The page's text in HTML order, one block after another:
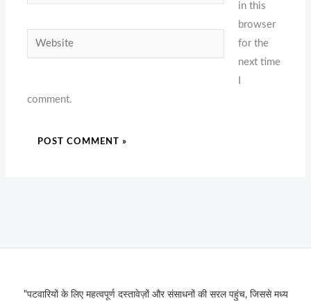
Website
in this
browser
for the
next time
comment.
"पटवारियों के लिए महत्वपूर्ण दस्तावेज़ों और संसाधनों की सरल पहुंच, जिससे मध्य